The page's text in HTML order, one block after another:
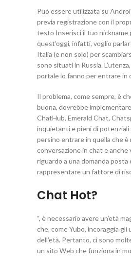
Può essere utilizzata su
previa registrazione con il
testo Inserisci il tuo nickname
quest’oggi, infatti, voglio
Italia (e non solo) per
sono situati in Russia.
portale lo fanno per entrare in
Il problema, come sempre, è
buona, dovrebbe
ChatHub, Emerald Chat,
inquietanti e pieni di
persino entrare in quella che è
conversazione in chat e anche
riguardo a una domanda
rappresentare un fattore di
Chat Hot?
“, è necessario avere un’età
che, come Yubo, incoraggia
dell’età. Pertanto, ci sono
un sito Web che funziona in